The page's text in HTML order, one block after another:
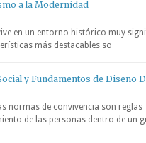
a la Modernidad
en un entorno histórico muy
más destacables so
y Fundamentos de Diseño
normas de convivencia son reglas
de las personas dentro de un